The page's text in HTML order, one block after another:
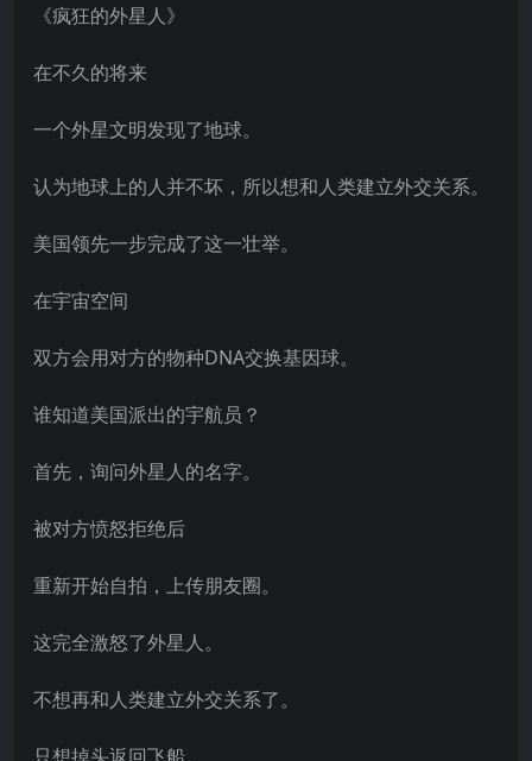
《疯狂的外星人》
在不久的将来
一个外星文明发现了地球。
认为地球上的人并不坏，所以想和人类建立外交关系。
美国领先一步完成了这一壮举。
在宇宙空间
双方会用对方的物种DNA交换基因球。
谁知道美国派出的宇航员？
首先，询问外星人的名字。
被对方愤怒拒绝后
重新开始自拍，上传朋友圈。
这完全激怒了外星人。
不想再和人类建立外交关系了。